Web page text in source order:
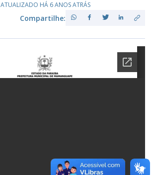
ATUALIZADO HÁ 6 ANOS ATRÁS
Compartilhe: